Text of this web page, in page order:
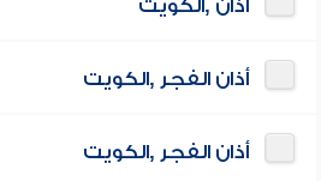
أذان ,الكويت
أذان الفجر ,الكويت
أذان الفجر ,الكويت